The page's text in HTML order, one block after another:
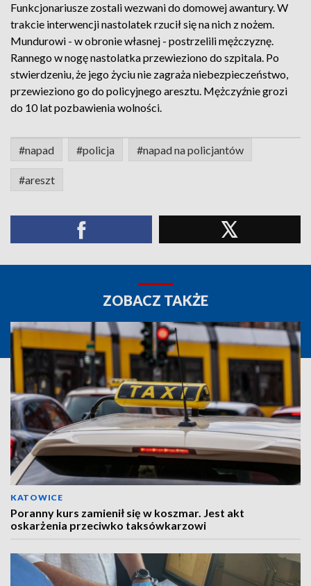
Funkcjonariusze zostali wezwani do domowej awantury. W
trakcie interwencji nastolatek rzucił się na nich z nożem.
Mundurowi - w obronie własnej - postrzelili mężczyznę.
Rannego w nogę nastolatka przewieziono do szpitala. Po
stwierdzeniu, że jego życiu nie zagraża niebezpieczeństwo,
przewieziono go do policyjnego aresztu. Mężczyźnie grozi
do 10 lat pozbawienia wolności.
#napad #policja #napad na policjantów
#areszt
ZOBACZ TAKŻE
KATOWICE
Poranny kurs zamienił się w koszmar. Jest akt
oskarżenia przeciwko taksówkarzowi